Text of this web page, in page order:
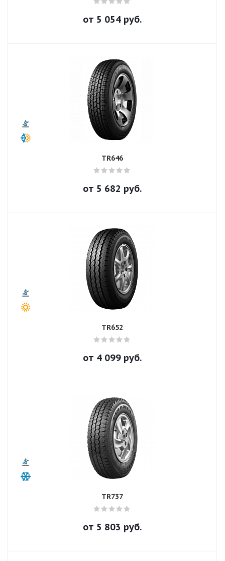
от 5 054руб.
TR646
от 5 682 руб.
TR652
от 4 099руб.
TR737
от 5 803 руб.